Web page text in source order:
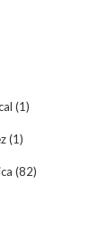
(1)
(1)
(82)